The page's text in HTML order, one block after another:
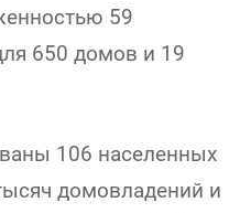
59
650 домов и 19
106 населенных
домовладений и